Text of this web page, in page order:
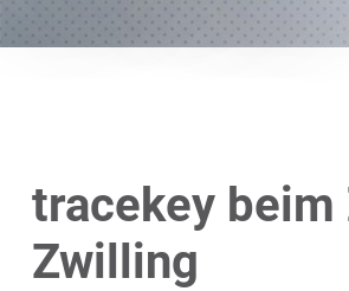
tracekey
Zwilling